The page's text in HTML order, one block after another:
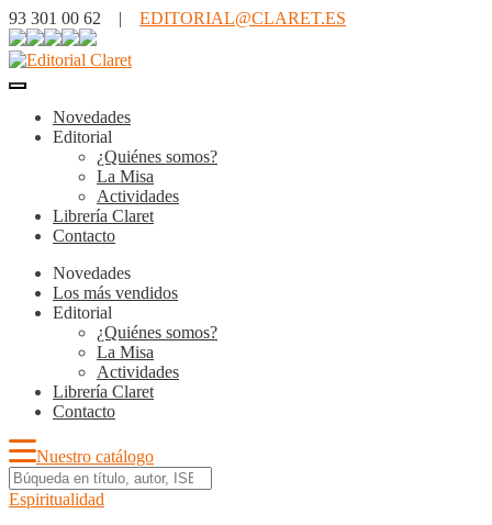
93 301 00 62 | EDITORIAL@CLARET.ES
Novedades
Editorial
¿Quiénes somos?
La Misa
Actividades
Librería Claret
Contacto
Novedades
Los más vendidos
Editorial
¿Quiénes somos?
La Misa
Actividades
Librería Claret
Contacto
Nuestro catálogo
Espiritualidad